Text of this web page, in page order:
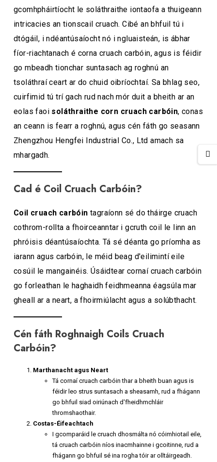
gcomhpháirtíocht le soláthraithe iontaofa a thuigeann
intricacies an tionscail cruach. Cibé an bhfuil tú i
dtógáil, i ndéantúsaíocht nó i ngluaisteán, is ábhar
fíor-riachtanach é corna cruach carbóin, agus is féidir
go mbeadh tionchar suntasach ag roghnú an
tsoláthraí ceart ar do chuid oibríochtaí. Sa bhlag seo,
cuirfimid tú trí gach rud nach mór duit a bheith ar an
eolas faoi soláthraithe corn cruach carbóin, conas
an ceann is fearr a roghnú, agus cén fáth go seasann
Zhengzhou Hengfei Industrial Co., Ltd amach sa
mhargadh.
Cad é Coil Cruach Carbóin?
Coil cruach carbóin tagraíonn sé do tháirge cruach
cothrom-rollta a fhoirceanntar i gcruth coil le linn an
phróisis déantúsaíochta. Tá sé déanta go príomha as
iarann ​​agus carbóin, le méid beag d'eilimintí eile
cosúil le mangainéis. Úsáidtear cornaí cruach carbóin
go forleathan le haghaidh feidhmeanna éagsúla mar
gheall ar a neart, a fhoirmiúlacht agus a solúbthacht.
Cén fáth Roghnaigh Coils Cruach
Carbóin?
Marthanacht agus Neart
Tá cornaí cruach carbóin thar a bheith buan agus is
féidir leo strus suntasach a sheasamh, rud a fhágann
go bhfuil siad oiriúnach d'fheidhmchláir
thromshaothair.
Costas-Éifeachtach
I gcomparáid le cruach dhosmálta nó cóimhiotail eile,
tá cruach carbóin níos inacmhainne i gcoitinne, rud a
fhágann go bhfuil sé ina rogha tóir ar olltáirgeadh.